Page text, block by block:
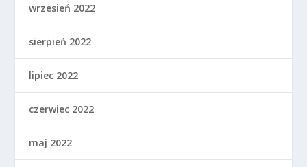
wrzesień 2022
sierpień 2022
lipiec 2022
czerwiec 2022
maj 2022